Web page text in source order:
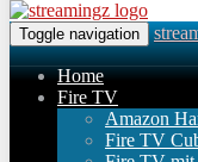
Toggle navigation
Home
Fire TV
Amazon
Fire TV